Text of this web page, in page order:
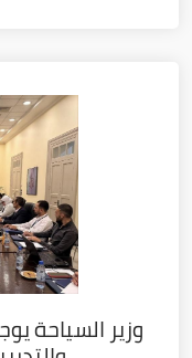
وزير السياحة